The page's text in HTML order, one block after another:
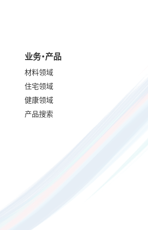
业务・产品
材料领域
住宅领域
健康领域
产品搜索